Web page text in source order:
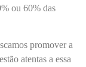
ou 60% das
promover a
atentas a essa